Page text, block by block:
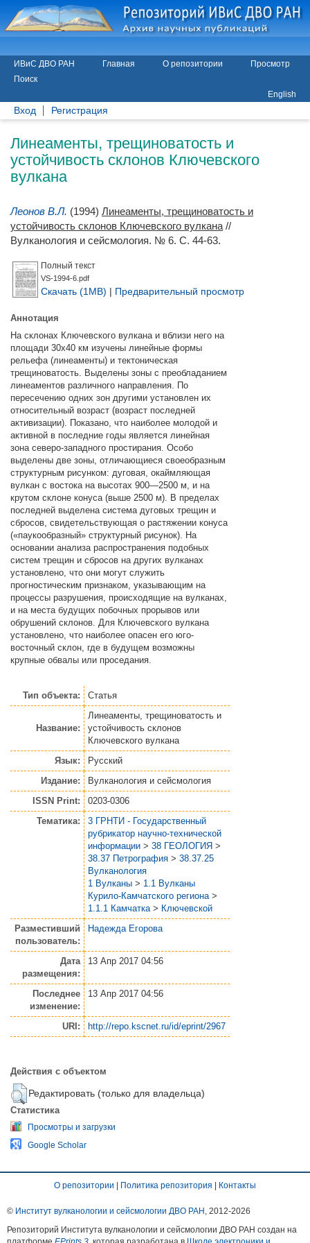
ИВиС ДВО РАН Главная О репозитории
Просмотр
Поиск
English
Вход Регистрация
Линеаменты, трещиноватость и
устойчивость склонов Ключевского
вулкана
Леонов В.Л. (1994) Линеаменты, трещиноватость и
устойчивость склонов Ключевского вулкана //
Вулканология и сейсмология. № 6. С. 44-63.
Полный текст
VS-1994-6.pdf
Скачать (1MB) | Предварительный просмотр
Аннотация
На склонах Ключевского вулкана и вблизи него на
площади 30x40 км изучены линейные формы
рельефа (линеаменты) и тектоническая
трещиноватость. Выделены зоны с преобладанием
линеаментов различного направления. По
пересечению одних зон другими установлен их
относительный возраст (возраст последней
активизации). Показано, что наиболее молодой и
активной в последние годы является линейная
зона северо-западного простирания. Особо
выделены две зоны, отличающиеся своеобразным
структурным рисунком: дуговая, окаймляющая
вулкан с востока на высотах 900—2500 м, и на
крутом склоне конуса (выше 2500 м). В пределах
последней выделена система дуговых трещин и
сбросов, свидетельствующая о растяжении конуса
(«паукообразный» структурный рисунок). На
основании анализа распространения подобных
систем трещин и сбросов на других вулканах
установлено, что они могут служить
прогностическим признаком, указывающим на
процессы разрушения, происходящие на вулканах,
и на места будущих побочных прорывов или
обрушений склонов. Для Ключевского вулкана
установлено, что наиболее опасен его юго-
восточный склон, где в будущем возможны
крупные обвалы или проседания.
Тип объекта: Статья
Название:
Линеаменты, трещиноватость и
устойчивость склонов
Ключевского вулкана
Язык:
Русский
Издание:
Вулканология и сейсмология
ISSN Print:
0203-0306
Тематика:
3 ГРНТИ - Государственный
рубрикатор научно-технической
информации > 38 ГЕОЛОГИЯ >
38.37 Петрография > 38.37.25
Вулканология
1 Вулканы > 1.1 Вулканы
Курило-Камчатского региона >
1.1.1 Камчатка > Ключевской
Разместивший
пользователь:
Надежда Егорова
Дата
размещения:
13 Апр 2017 04:56
Последнее
изменение:
13 Апр 2017 04:56
URI: http://repo.kscnet.ru/id/eprint/2967
Действия с объектом
Редактировать (только для владельца)
Статистика
Просмотры и загрузки
Google Scholar
О репозитории | Политика репозитория | Контакты
© Институт вулканологии и сейсмологии ДВО РАН , 2012-2026
Репозиторий Института вулканологии и сейсмологии ДВО РАН создан на